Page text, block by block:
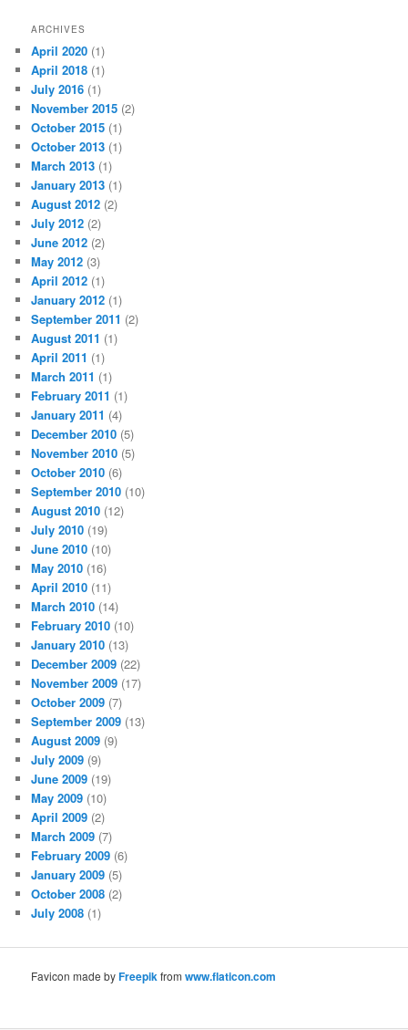
ARCHIVES
April 2020 (1)
April 2018 (1)
July 2016 (1)
November 2015 (2)
October 2015 (1)
October 2013 (1)
March 2013 (1)
January 2013 (1)
August 2012 (2)
July 2012 (2)
June 2012 (2)
May 2012 (3)
April 2012 (1)
January 2012 (1)
September 2011 (2)
August 2011 (1)
April 2011 (1)
March 2011 (1)
February 2011 (1)
January 2011 (4)
December 2010 (5)
November 2010 (5)
October 2010 (6)
September 2010 (10)
August 2010 (12)
July 2010 (19)
June 2010 (10)
May 2010 (16)
April 2010 (11)
March 2010 (14)
February 2010 (10)
January 2010 (13)
December 2009 (22)
November 2009 (17)
October 2009 (7)
September 2009 (13)
August 2009 (9)
July 2009 (9)
June 2009 (19)
May 2009 (10)
April 2009 (2)
March 2009 (7)
February 2009 (6)
January 2009 (5)
October 2008 (2)
July 2008 (1)
Favicon made byFreepikfromwww.flaticon.com